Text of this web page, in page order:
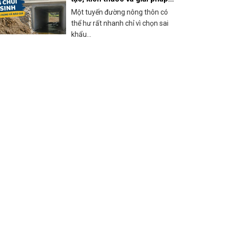
thi công thực tế
Một tuyến đường nông thôn có
thể hư rất nhanh chỉ vì chọn sai
khẩu...